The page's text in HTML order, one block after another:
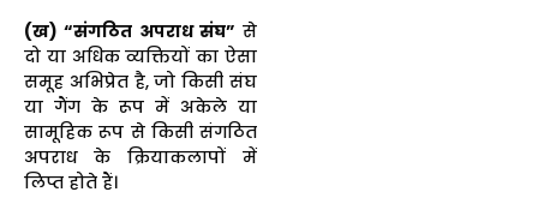
(ख) “संगठित अपराध संघ” से
दो या अधिक व्यक्तियों का ऐसा
समूह अभिप्रेत है, जो किसी संघ
या गैंग के रूप में अकेले या
सामूहिक रूप से किसी संगठित
अपराध के क्रियाकलापों में
लिप्त होते हैं।